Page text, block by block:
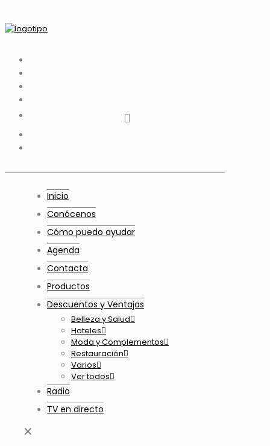
Youtube
Inicio
Conócenos
Cómo puedo ayudar
Agenda
Contacta
Productos
Descuentos y Ventajas
Belleza y Salud
Hoteles
Moda y Complementos
Restauración
Varios
Ver todos
Radio
TV en directo
✕